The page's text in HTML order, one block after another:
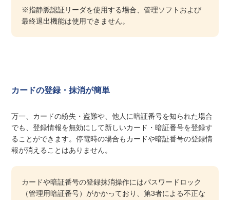
※指静脈認証リーダを使用する場合、管理ソフトおよび
最終退出機能は使用できません。
カードの登録・抹消が簡単
万一、カードの紛失・盗難や、他人に暗証番号を知られた場合
でも、登録情報を無効にして新しいカード・暗証番号を登録す
ることができます。停電時の場合もカードや暗証番号の登録情
報が消えることはありません。
カードや暗証番号の登録抹消操作にはパスワードロック
（管理用暗証番号）がかかっており、第3者による不正な